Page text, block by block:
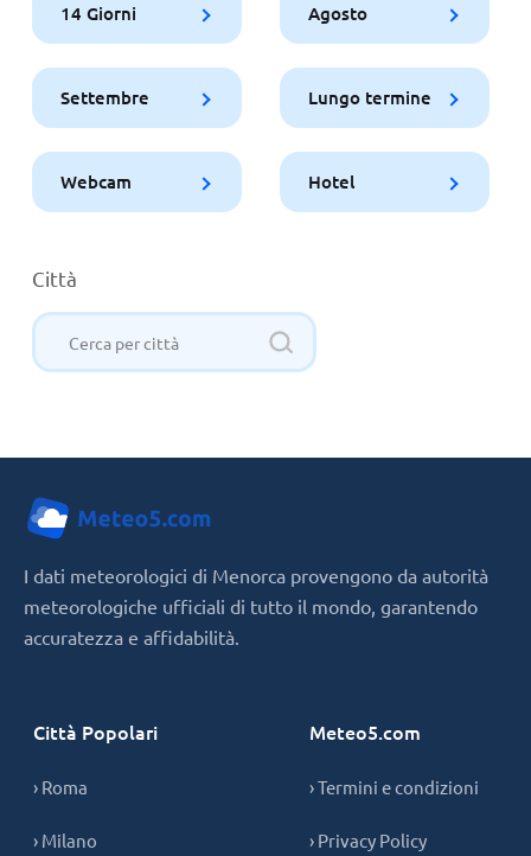
14 Giorni Agosto
Settembre Lungo termine
Webcam Hotel
Città
I dati meteorologici di Menorca provengono da autorità
meteorologiche ufficiali di tutto il mondo, garantendo
accuratezza e affidabilità.
Città Popolari
› Roma
› Milano
Meteo5.com
› Termini e condizioni
› Privacy Policy